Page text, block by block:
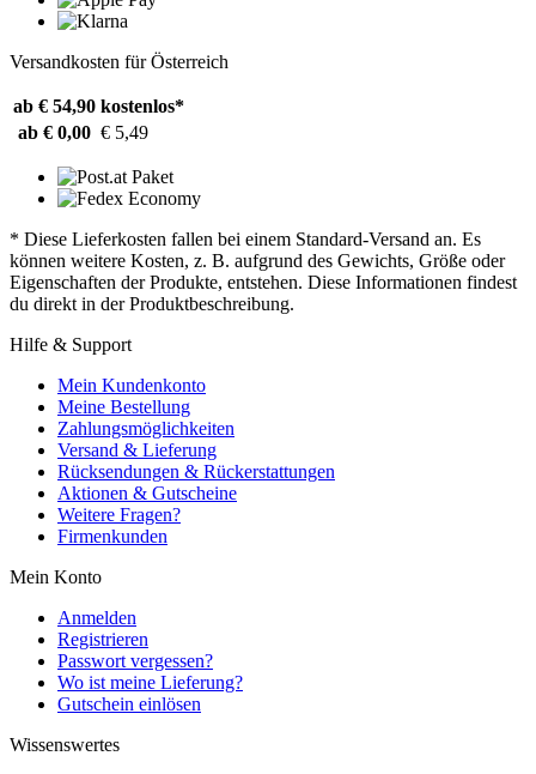
Versandkosten für Österreich
ab € 54,90 kostenlos*
ab € 0,00 € 5,49
* Diese Lieferkosten fallen bei einem Standard-Versand an. Es
können weitere Kosten, z. B. aufgrund des Gewichts, Größe oder
Eigenschaften der Produkte, entstehen. Diese Informationen findest
du direkt in der Produktbeschreibung.
Hilfe & Support
Mein Kundenkonto
Meine Bestellung
Zahlungsmöglichkeiten
Versand & Lieferung
Rücksendungen & Rückerstattungen
Aktionen & Gutscheine
Weitere Fragen?
Firmenkunden
Mein Konto
Anmelden
Registrieren
Passwort vergessen?
Wo ist meine Lieferung?
Gutschein einlösen
Wissenswertes